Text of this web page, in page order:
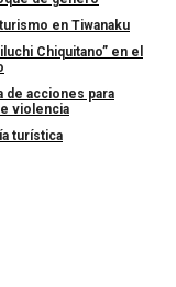
en Tiwanaku
Chiquitano” en el
de acciones para
violencia
turística